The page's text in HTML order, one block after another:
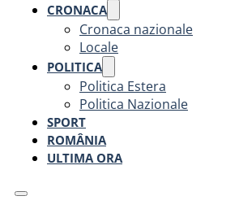
CRONACA
Cronaca nazionale
Locale
POLITICA
Politica Estera
Politica Nazionale
SPORT
ROMÂNIA
ULTIMA ORA